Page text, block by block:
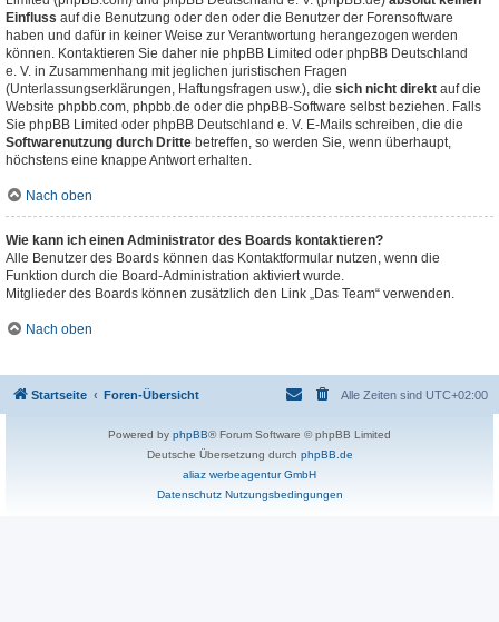
Einfluss auf die Benutzung oder den oder die Benutzer der Forensoftware
haben und dafür in keiner Weise zur Verantwortung herangezogen werden
können. Kontaktieren Sie daher nie phpBB Limited oder phpBB Deutschland
e. V. in Zusammenhang mit jeglichen juristischen Fragen
(Unterlassungserklärungen, Haftungsfragen usw.), die sich nicht direkt auf die
Website phpbb.com, phpbb.de oder die phpBB-Software selbst beziehen. Falls
Sie phpBB Limited oder phpBB Deutschland e. V. E-Mails schreiben, die die
Softwarenutzung durch Dritte betreffen, so werden Sie, wenn überhaupt,
höchstens eine knappe Antwort erhalten.
Nach oben
Wie kann ich einen Administrator des Boards kontaktieren?
Alle Benutzer des Boards können das Kontaktformular nutzen, wenn die
Funktion durch die Board-Administration aktiviert wurde.
Mitglieder des Boards können zusätzlich den Link „Das Team“ verwenden.
Nach oben
Startseite Foren-Übersicht Alle Zeiten sind UTC+02:00
Powered by phpBB® Forum Software © phpBB Limited
Deutsche Übersetzung durch phpBB.de
aliaz werbeagentur GmbH
Datenschutz Nutzungsbedingungen